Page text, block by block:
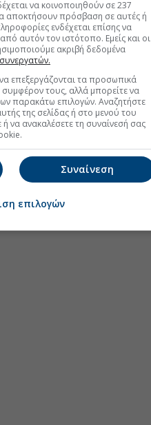
να κοινοποιηθούν σε 237
αποκτήσουν πρόσβαση σε αυτές ή
ενδέχεται επίσης να
αυτόν τον ιστότοπο. Εμείς και οι
ακριβή δεδομένα
επεξεργάζονται τα προσωπικά
τους, αλλά μπορείτε να
παρακάτω επιλογών. Αναζητήστε
της σελίδας ή στο μενού του
ή να ανακαλέσετε τη συναίνεσή σας
Συναίνεση
επιλογών